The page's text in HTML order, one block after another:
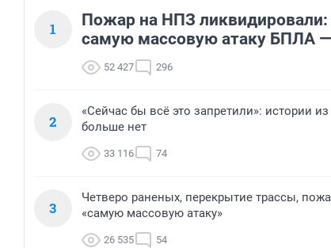
1
Пожар на НПЗ
самую массовую атаку БПЛА
52 427 296
2
«Сейчас бы всё это запретили»: истории
больше нет
33 116 74
3
Четверо раненых, перекрытие трассы,
«самую массовую атаку»
26 535 54